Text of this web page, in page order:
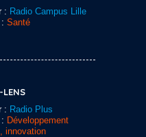
: Radio Campus Lille
Santé
LENS
: Radio Plus
Développement
innovation